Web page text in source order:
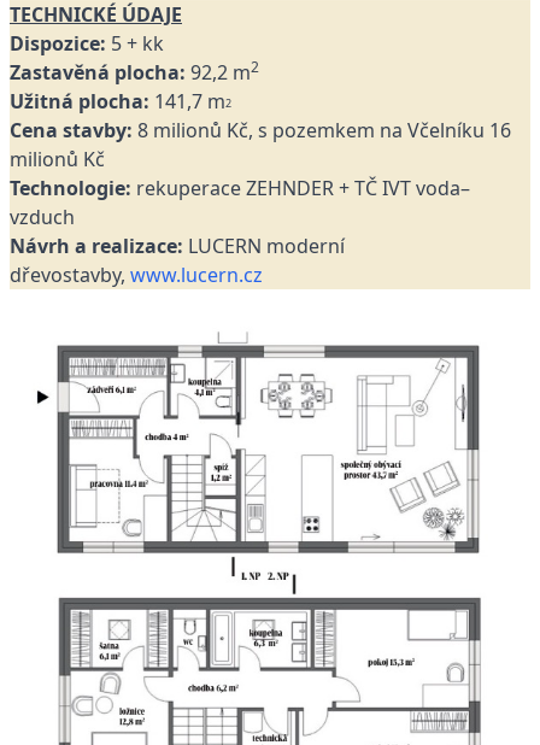
TECHNICKÉ ÚDAJE
Dispozice: 5 + kk
Zastavěná plocha: 92,2 m2
Užitná plocha: 141,7 m2
Cena stavby: 8 milionů Kč, s pozemkem na Včelníku 16
milionů Kč
Technologie: rekuperace ZEHNDER + TČ IVT voda–
vzduch
Návrh a realizace: LUCERN moderní
dřevostavby, www.lucern.cz